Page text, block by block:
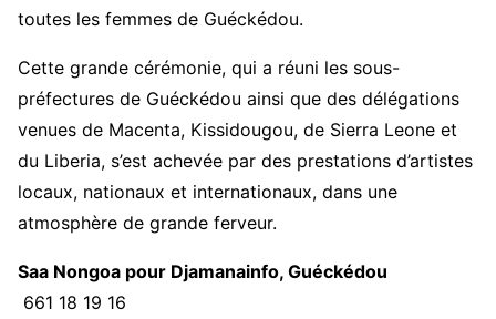
toutes les femmes de Guéckédou.
Cette grande cérémonie, qui a réuni les sous-
préfectures de Guéckédou ainsi que des délégations
venues de Macenta, Kissidougou, de Sierra Leone et
du Liberia, s’est achevée par des prestations d’artistes
locaux, nationaux et internationaux, dans une
atmosphère de grande ferveur.
Saa Nongoa pour Djamanainfo, Guéckédou
661 18 19 16